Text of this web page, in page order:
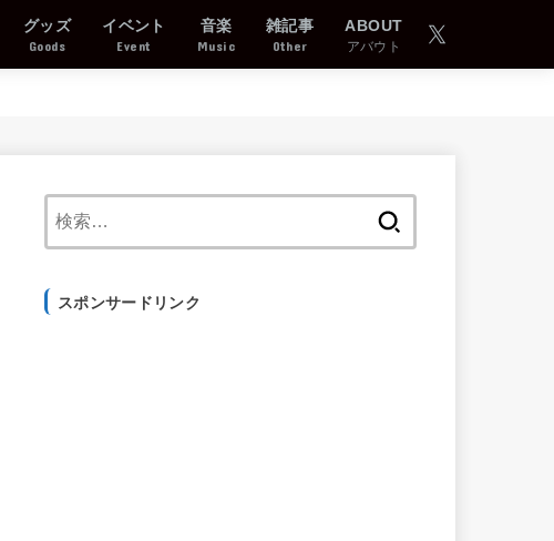
グッズ
Goods
イベント
Event
音楽
Music
雑記事
Other
ABOUT
アバウト
スポンサードリンク